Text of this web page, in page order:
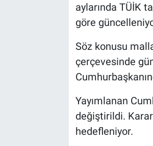
aylarında TÜİK
göre
Söz konusu
çerçevesinde
Yayımlanan
değiştirildi.
hedefleniyor.